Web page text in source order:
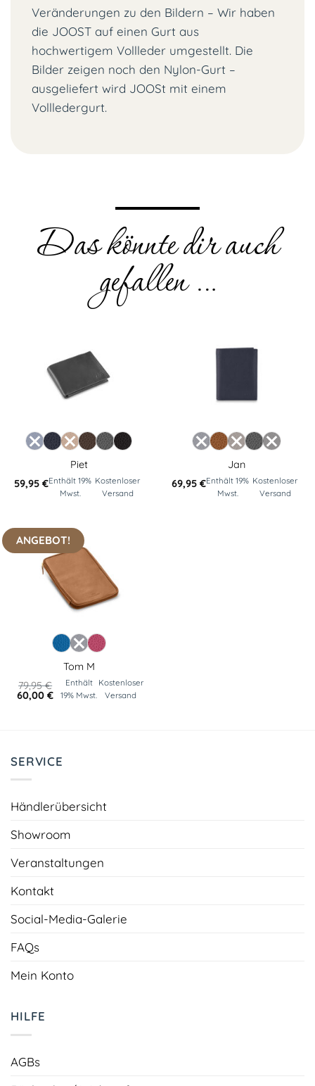
Veränderungen zu den Bildern – Wir haben
die JOOST auf einen Gurt aus
hochwertigem Vollleder umgestellt. Die
Bilder zeigen noch den Nylon-Gurt –
ausgeliefert wird JOOSt mit einem
Vollledergurt.
Das könnte dir auch
gefallen …
Piet
59,95 €Enthält 19%
Mwst.
Kostenloser
Versand
Jan
69,95 €Enthält 19%
Mwst.
Kostenloser
Versand
ANGEBOT!
Tom M
79,95€
Ursprünglicher
60,00€Aktueller
Enthält
19% Mwst.
Kostenloser
Versand
SERVICE
Händlerübersicht
Showroom
Veranstaltungen
Kontakt
Social-Media-Galerie
FAQs
Mein Konto
HILFE
AGBs